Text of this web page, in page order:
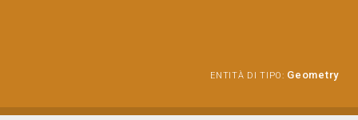
ENTITÀ DI TIPO: Geometry